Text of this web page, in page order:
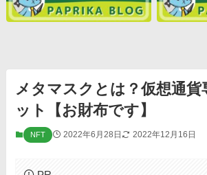
メタマスクとは？仮想通貨
ット【お財布です】
NFT 2022年6月28日 2022年12月16日